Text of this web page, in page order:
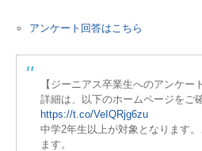
アンケート回答はこちら
【ジーニアス卒業生へのアンケー
詳細は、以下のホームページをご
https://t.co/VeIQRjg6zu
中学2年生以上が対象となります
ます。